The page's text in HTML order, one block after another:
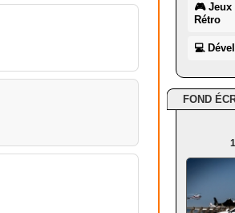
🎮 Jeux
Rétro
💻
FOND